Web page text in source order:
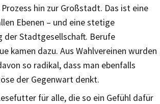
hin zur Großstadt. Das ist eine
Ebenen – und eine stetige
der Stadtgesellschaft. Berufe
kamen dazu. Aus Wahlvereinen wurden
so radikal, dass man ebenfalls
der Gegenwart denkt.
für alle, die so ein Gefühl dafür